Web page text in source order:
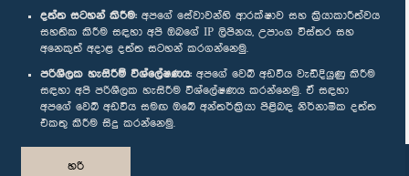
දත්ත සටහන් කිරීම: අපගේ සේවාවන්හි ආරක්ෂාව සහ ක්‍රියාකාරීත්වය
සහතික කිරීම සඳහා අපි ඔබගේ IP ලිපිනය, උපාංග විස්තර සහ
අනෙකුත් අදාළ දත්ත සටහන් කරගන්නෙමු.
පරිශීලක හැසිරීම් විශ්ලේෂණය: අපගේ වෙබ් අඩවිය වැඩිදියුණු කිරීම
සඳහා අපි පරිශීලක හැසිරීම විශ්ලේෂණය කරන්නෙමු. ඒ සඳහා
අපගේ වෙබ් අඩවිය සමඟ ඔබේ අන්තර්ක්‍රියා පිළිබඳ නිර්නාමික දත්ත
එකතු කිරීම සිදු කරන්නෙමු.
හරි
අප හා සම්බන්ධ වී සිටින්න :
සම්මාන
පෞද්ගලිකත්ව ප්‍රතිපත්තිය